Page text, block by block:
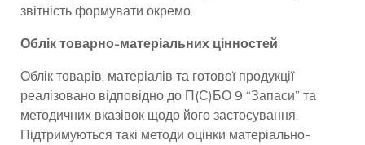
звітність формувати окремо.
Облік товарно-матеріальних цінностей
Облік товарів, матеріалів та готової продукції
реалізовано відповідно до П(С)БО 9 “Запаси” та
методичних вказівок щодо його застосування.
Підтримуються такі методи оцінки матеріально-